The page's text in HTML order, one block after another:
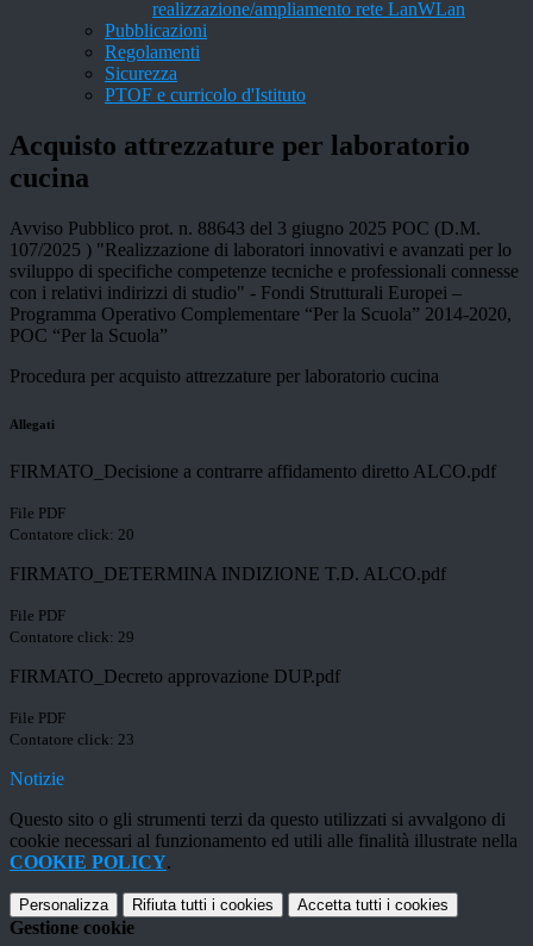
realizzazione/ampliamento rete LanWLan
Pubblicazioni
Regolamenti
Sicurezza
PTOF e curricolo d'Istituto
Acquisto attrezzature per laboratorio
cucina
Avviso Pubblico prot. n. 88643 del 3 giugno 2025 POC (D.M.
107/2025 ) "Realizzazione di laboratori innovativi e avanzati per lo
sviluppo di specifiche competenze tecniche e professionali connesse
con i relativi indirizzi di studio" - Fondi Strutturali Europei –
Programma Operativo Complementare “Per la Scuola” 2014-2020,
POC “Per la Scuola”
Procedura per acquisto attrezzature per laboratorio cucina
Allegati
FIRMATO_Decisione a contrarre affidamento diretto ALCO.pdf
File PDF
Contatore click: 20
FIRMATO_DETERMINA INDIZIONE T.D. ALCO.pdf
File PDF
Contatore click: 29
FIRMATO_Decreto approvazione DUP.pdf
File PDF
Contatore click: 23
Notizie
Questo sito o gli strumenti terzi da questo utilizzati si avvalgono di
cookie necessari al funzionamento ed utili alle finalità illustrate nella
COOKIE POLICY.
Personalizza Rifiuta tutti i cookies Accetta tutti i cookies
Gestione cookie